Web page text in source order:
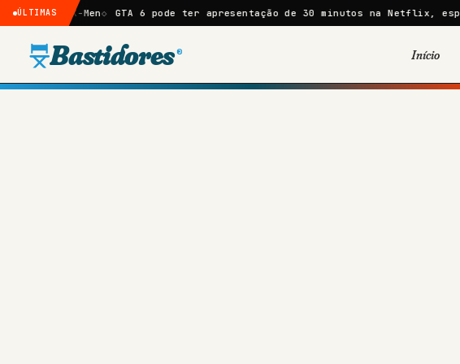
ÚLTIMAS
Men GTA 6 pode ter apresentação de 30 minutos na Netflix, especula
Bastidores ® Início
Viral